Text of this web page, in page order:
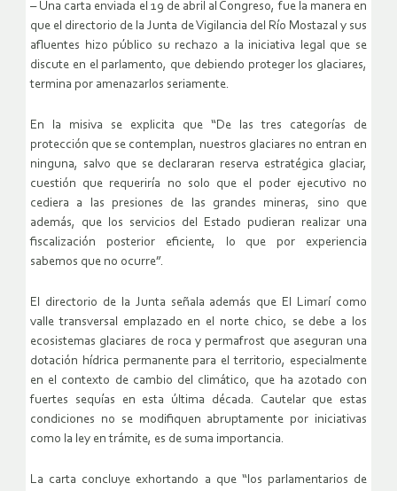
– Una carta enviada el 19 de abril al Congreso, fue la manera en
que el directorio de la Junta de Vigilancia del Río Mostazal y sus
afluentes hizo público su rechazo a la iniciativa legal que se
discute en el parlamento, que debiendo proteger los glaciares,
termina por amenazarlos seriamente.
En la misiva se explicita que “De las tres categorías de
protección que se contemplan, nuestros glaciares no entran en
ninguna, salvo que se declararan reserva estratégica glaciar,
cuestión que requeriría no solo que el poder ejecutivo no
cediera a las presiones de las grandes mineras, sino que
además, que los servicios del Estado pudieran realizar una
fiscalización posterior eficiente, lo que por experiencia
sabemos que no ocurre”.
El directorio de la Junta señala además que El Limarí como
valle transversal emplazado en el norte chico, se debe a los
ecosistemas glaciares de roca y permafrost que aseguran una
dotación hídrica permanente para el territorio, especialmente
en el contexto de cambio del climático, que ha azotado con
fuertes sequías en esta última década. Cautelar que estas
condiciones no se modifiquen abruptamente por iniciativas
como la ley en trámite, es de suma importancia.
La carta concluye exhortando a que “los parlamentarios de